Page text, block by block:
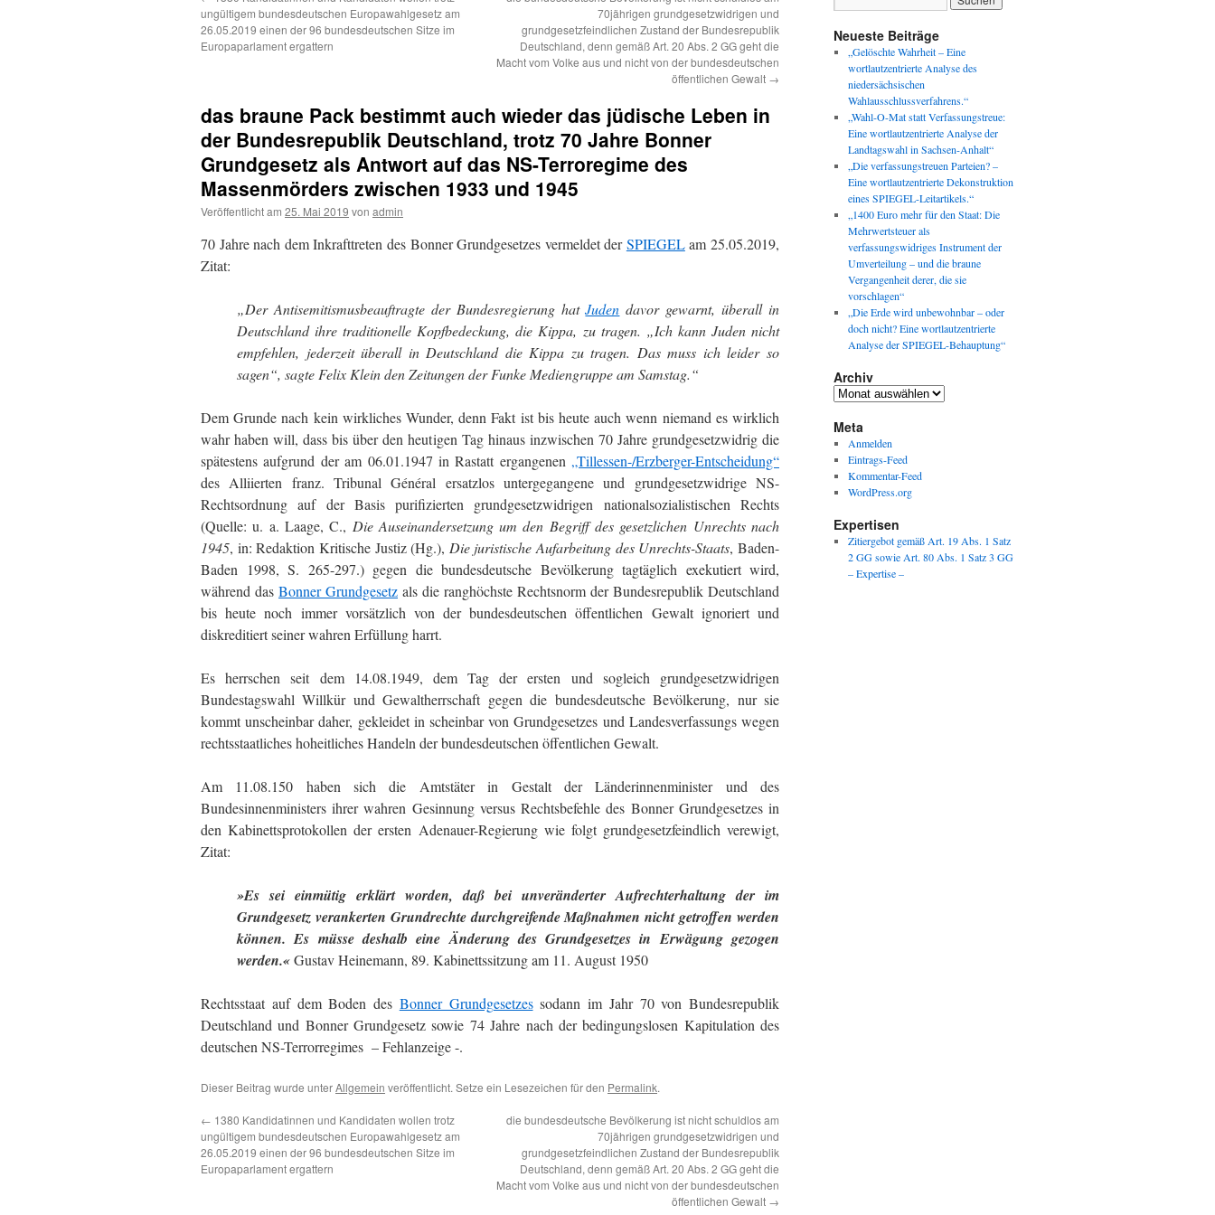
ungültigem bundesdeutschen Europawahlgesetz am
26.05.2019 einen der 96 bundesdeutschen Sitze im
Europaparlament ergattern
70jährigen grundgesetzwidrigen und
grundgesetzfeindlichen Zustand der Bundesrepublik
Deutschland, denn gemäß Art. 20 Abs. 2 GG geht die
Macht vom Volke aus und nicht von der bundesdeutschen
öffentlichen Gewalt →
das braune Pack bestimmt auch wieder das jüdische Leben in
der Bundesrepublik Deutschland, trotz 70 Jahre Bonner
Grundgesetz als Antwort auf das NS-Terroregime des
Massenmörders zwischen 1933 und 1945
Veröffentlicht am 25. Mai 2019 von admin
70 Jahre nach dem Inkrafttreten des Bonner Grundgesetzes vermeldet derSPIEGELam 25.05.2019,
Zitat:
„Der Antisemitismusbeauftragte der Bundesregierung hatJuden davor gewarnt, überall in
Deutschland ihre traditionelle Kopfbedeckung, die Kippa, zu tragen. „Ich kann Juden nicht
empfehlen, jederzeit überall in Deutschland die Kippa zu tragen. Das muss ich leider so
sagen“, sagte Felix Klein den Zeitungen der Funke Mediengruppe am Samstag.“
Dem Grunde nach kein wirkliches Wunder, denn Fakt ist bis heute auch wenn niemand es wirklich
wahr haben will, dass bis über den heutigen Tag hinaus inzwischen 70 Jahre grundgesetzwidrig die
spätestens aufgrund der am 06.01.1947 in Rastatt ergangenen „Tillessen-/Erzberger-Entscheidung“
des Alliierten franz. Tribunal Général ersatzlos untergegangene und grundgesetzwidrige NS-
Rechtsordnung auf der Basis purifizierten grundgesetzwidrigen nationalsozialistischen Rechts
(Quelle: u. a. Laage, C., Die Auseinandersetzung um den Begriff des gesetzlichen Unrechts nach
1945, in: Redaktion Kritische Justiz (Hg.), Die juristische Aufarbeitung des Unrechts-Staats, Baden-
Baden 1998, S. 265-297.) gegen die bundesdeutsche Bevölkerung tagtäglich exekutiert wird,
während das Bonner Grundgesetz als die ranghöchste Rechtsnorm der Bundesrepublik Deutschland
bis heute noch immer vorsätzlich von der bundesdeutschen öffentlichen Gewalt ignoriert und
diskreditiert seiner wahren Erfüllung harrt.
Es herrschen seit dem 14.08.1949, dem Tag der ersten und sogleich grundgesetzwidrigen
Bundestagswahl Willkür und Gewaltherrschaft gegen die bundesdeutsche Bevölkerung, nur sie
kommt unscheinbar daher, gekleidet in scheinbar von Grundgesetzes und Landesverfassungs wegen
rechtsstaatliches hoheitliches Handeln der bundesdeutschen öffentlichen Gewalt.
Am 11.08.150 haben sich die Amtstäter in Gestalt der Länderinnenminister und des
Bundesinnenministers ihrer wahren Gesinnung versus Rechtsbefehle des Bonner Grundgesetzes in
den Kabinettsprotokollen der ersten Adenauer-Regierung wie folgt grundgesetzfeindlich verewigt,
Zitat:
»Es sei einmütig erklärt worden, daß bei unveränderter Aufrechterhaltung der im
Grundgesetz verankerten Grundrechte durchgreifende Maßnahmen nicht getroffen werden
können. Es müsse deshalb eine Änderung des Grundgesetzes in Erwägung gezogen
werden.«Gustav Heinemann, 89. Kabinettssitzung am 11. August 1950
Rechtsstaat auf dem Boden des Bonner Grundgesetzessodann im Jahr 70 von Bundesrepublik
Deutschland und Bonner Grundgesetz sowie 74 Jahre nach der bedingungslosen Kapitulation des
deutschen NS-Terrorregimes – Fehlanzeige -.
Dieser Beitrag wurde unterAllgemein veröffentlicht. Setze ein Lesezeichen für den Permalink.
← 1380 Kandidatinnen und Kandidaten wollen trotz
ungültigem bundesdeutschen Europawahlgesetz am
26.05.2019 einen der 96 bundesdeutschen Sitze im
Europaparlament ergattern
die bundesdeutsche Bevölkerung ist nicht schuldlos am
70jährigen grundgesetzwidrigen und
grundgesetzfeindlichen Zustand der Bundesrepublik
Deutschland, denn gemäß Art. 20 Abs. 2 GG geht die
Macht vom Volke aus und nicht von der bundesdeutschen
öffentlichen Gewalt →
Neueste Beiträge
„Gelöschte Wahrheit – Eine
wortlautzentrierte Analyse des
niedersächsischen
Wahlausschlussverfahrens.“
„Wahl-O-Mat statt Verfassungstreue:
Eine wortlautzentrierte Analyse der
Landtagswahl in Sachsen-Anhalt“
„Die verfassungstreuen Parteien? –
Eine wortlautzentrierte Dekonstruktion
eines SPIEGEL-Leitartikels.“
„1400 Euro mehr für den Staat: Die
Mehrwertsteuer als
verfassungswidriges Instrument der
Umverteilung – und die braune
Vergangenheit derer, die sie
vorschlagen“
„Die Erde wird unbewohnbar – oder
doch nicht? Eine wortlautzentrierte
Analyse der SPIEGEL-Behauptung“
Archiv
Archiv
Meta
Anmelden
Eintrags-Feed
Kommentar-Feed
WordPress.org
Expertisen
Zitiergebot gemäß Art. 19 Abs. 1 Satz
2 GG sowie Art. 80 Abs. 1 Satz 3 GG
– Expertise –